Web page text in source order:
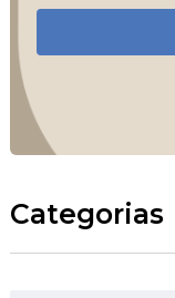
Categorias